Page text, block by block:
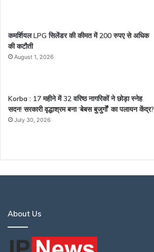
कमर्शियल LPG सिलेंडर की कीमत में 200 रुपए से अधिक
की कटौती
August 1, 2026
Korba : 17 महीने में 32 वरिष्ठ नागरिकों ने छोड़ा स्नेह
सदन! सरकारी वृद्धाश्रम बना ‘बेबस बुजुर्गों’ का पलायन केंद्र?
July 30, 2026
About Us